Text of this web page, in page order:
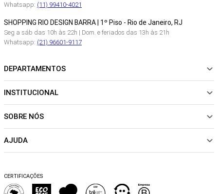
Whatsapp: (11) 99410-4021
SHOPPING RIO DESIGN BARRA | 1º Piso - Rio de Janeiro, RJ
Seg a sáb das 10h às 22h | Dom. e feriados das 13h às 21h
Whatsapp: (21) 96601-9117
DEPARTAMENTOS
NOVIDADES
CALÇADOS
SALE
INSTITUCIONAL
Sobre Nós
Sustentabilidade
Trocas e Devoluções
Perguntas Frequentes
SOBRE NÓS
Política de pagamento
AJUDA
Dicas de cuidados
CERTIFICAÇÕES